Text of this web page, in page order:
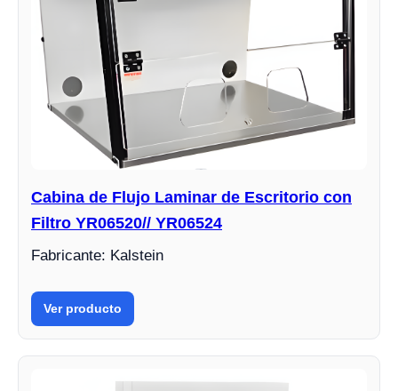
Cabina de Flujo Laminar de Escritorio con
Filtro YR06520// YR06524
Fabricante: Kalstein
Ver producto